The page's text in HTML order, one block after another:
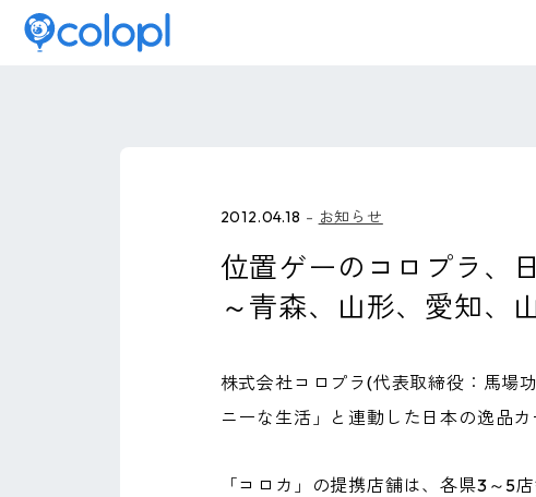
2012.04.18 お知らせ
位置ゲーのコロプラ、
～青森、山形、愛知、
株式会社コロプラ(代表取締役：馬場
ニーな生活」と連動した日本の逸品
「コロカ」の提携店舗は、各県3～5